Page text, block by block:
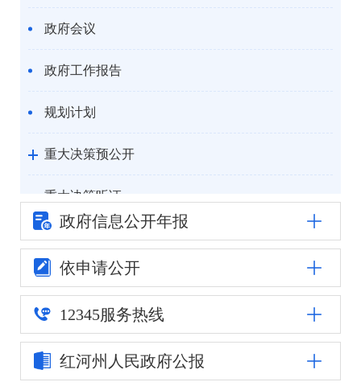
政府会议
政府工作报告
规划计划
重大决策预公开
重大决策听证
统计信息
自然资源
公安司法
重点领域信息公开
政府信息公开年报
依申请公开
12345服务热线
红河州人民政府公报